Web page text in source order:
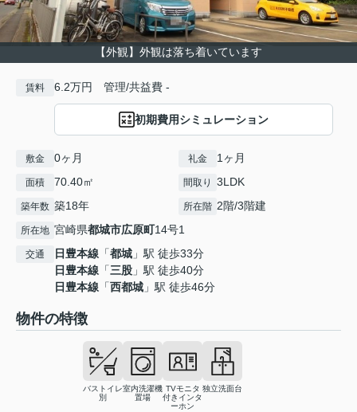
【外観】外観は落ち着いています
賃料 6.2万円 管理/共益費 -
初期費用シミュレーション
敷金 0ヶ月 礼金 1ヶ月
面積 70.40㎡ 間取り 3LDK
築年数 築18年 所在階 2階/3階建
所在地 宮崎県都城市広原町14号1
交通 日豊本線 「都城 」駅 徒歩33分
日豊本線 「三股 」駅 徒歩40分
日豊本線 「西都城 」駅 徒歩46分
物件の特徴
バストイレ
別
室内洗濯機
置場
TVモニタ
付きインタ
ーホン
独立洗面台